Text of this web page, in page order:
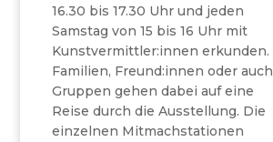
16.30 bis 17.30 Uhr und jeden
Samstag von 15 bis 16 Uhr mit
Kunstvermittler:innen erkunden.
Familien, Freund:innen oder auch
Gruppen gehen dabei auf eine
Reise durch die Ausstellung. Die
einzelnen Mitmachstationen